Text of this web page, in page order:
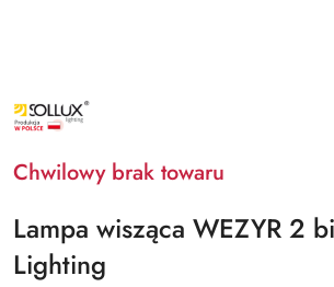
NAZWA
PRODUCENTA:
SOLLUX
Chwilowy brak towaru
Lampa wisząca WEZYR 2
Lighting